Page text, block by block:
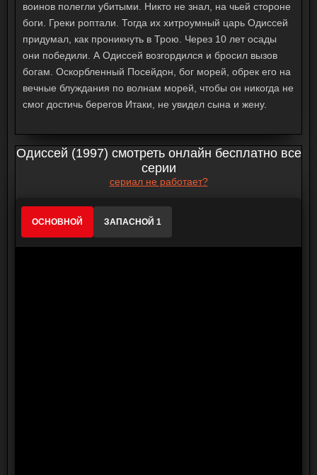
воинов полегли убитыми. Никто не знал, на чьей стороне
боги. Греки роптали. Тогда их хитроумный царь Одиссей
придумал, как проникнуть в Трою. Через 10 лет осады
они победили. А Одиссей возгордился и бросил вызов
богам. Оскорбленный Посейдон, бог морей, обрек его на
вечные блуждания по волнам морей, чтобы он никогда не
смог достичь берегов Итаки, не увидел сына и жену.
Одиссей (1997) смотреть онлайн бесплатно все
серии
сериал не работает?
ОСНОВНОЙ ЗАПАСНОЙ 1